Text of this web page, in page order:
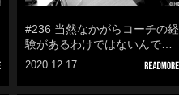
#236 当然なかがらコーチの経
験があるわけではないんで…
2020.12.17